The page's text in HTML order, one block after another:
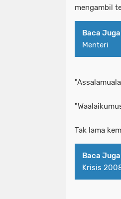
mengambil
Baca
Menteri
Tak lama
Baca
Krisis